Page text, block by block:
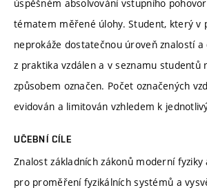
úspěšném absolvování vstupního
tématem měřené úlohy. Student, který v
neprokáže dostatečnou úroveň znalostí a
z praktika vzdálen a v seznamu studentů
způsobem označen. Počet označených
evidován a limitován vzhledem k
UČEBNÍ CÍLE
Znalost základních zákonů moderní
pro proměření fyzikálních systémů a